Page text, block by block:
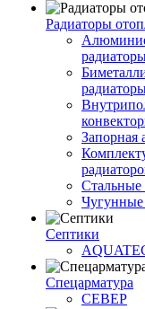
Радиаторы
Запорная
Стальные
Чугунные
Септики
Спецарматура
СЕВЕР